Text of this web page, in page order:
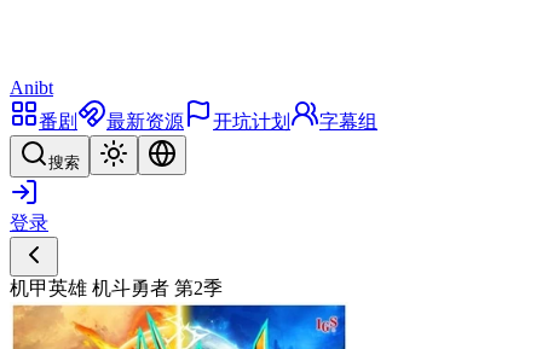
Anibt
番剧
最新资源 开坑计划 字幕组
搜索
登录
机甲英雄 机斗勇者 第2季